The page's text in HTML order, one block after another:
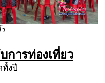
ว
การท่องเที่ยว
ทั้งปี